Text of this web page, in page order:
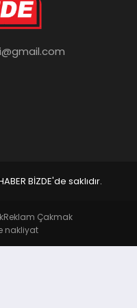
BİZDE'de saklıdır.
Reklam Çakmak
nakliyat